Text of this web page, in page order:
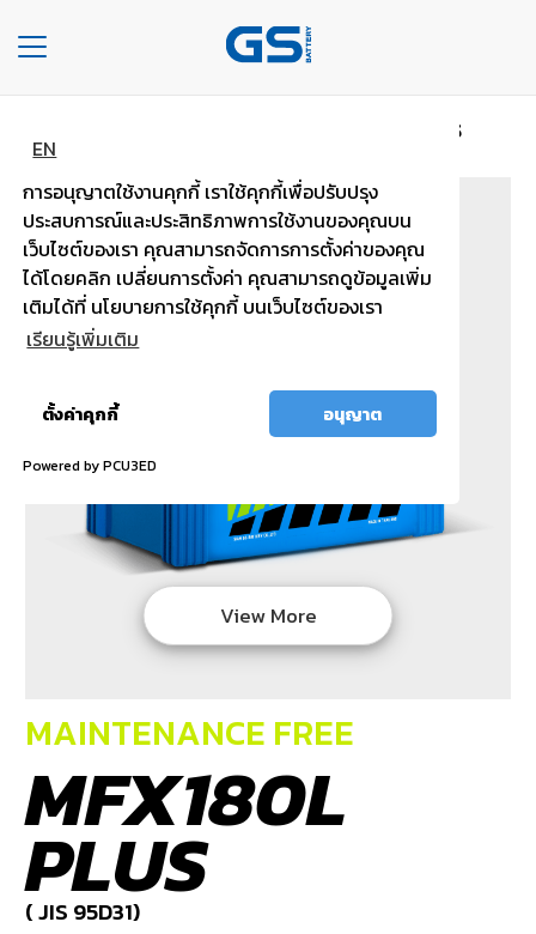
EN
การอนุญาตใช้งานคุกกี้ เราใช้คุกกี้เพื่อปรับปรุง
ประสบการณ์และประสิทธิภาพการใช้งานของคุณบน
เว็บไซต์ของเรา คุณสามารถจัดการการตั้งค่าของคุณ
ได้โดยคลิก เปลี่ยนการตั้งค่า คุณสามารถดูข้อมูลเพิ่ม
เติมได้ที่ นโยบายการใช้คุกกี้ บนเว็บไซต์ของเรา
เรียนรู้เพิ่มเติม
ตั้งค่าคุกกี้ อนุญาต
Powered by PCU3ED
Toggle
navigation
COMPANY
TYPE
OF
BATTERIES
CARS
SERVICE
DEALERS
CONTACT
E-
BUSINESS
MFX180L PLUS
View More
MAINTENANCE FREE
MFX180L
PLUS
( JIS 95D31)